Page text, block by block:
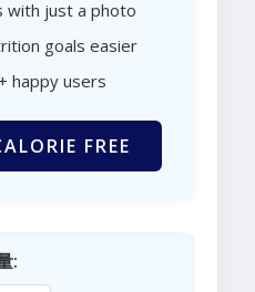
with just a photo
goals easier
happy users
FREE
: